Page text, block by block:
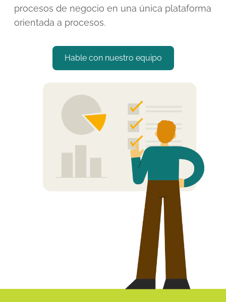
procesos de negocio en una única plataforma
orientada a procesos.
Hable con nuestro equipo